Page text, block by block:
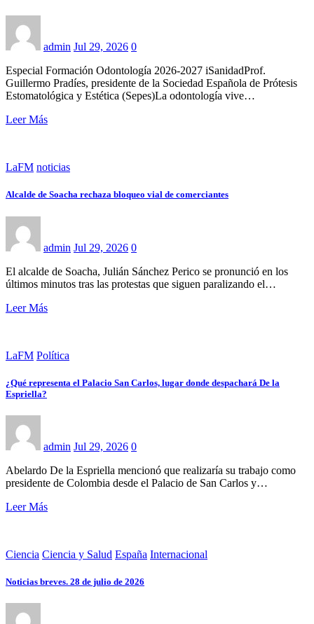
admin Jul 29, 2026 0
Especial Formación Odontología 2026-2027 iSanidadProf.
Guillermo Pradíes, presidente de la Sociedad Española de Prótesis
Estomatológica y Estética (Sepes)La odontología vive…
Leer Más
LaFM noticias
Alcalde de Soacha rechaza bloqueo vial de comerciantes
admin Jul 29, 2026 0
El alcalde de Soacha, Julián Sánchez Perico se pronunció en los
últimos minutos tras las protestas que siguen paralizando el…
Leer Más
LaFM Política
¿Qué representa el Palacio San Carlos, lugar donde despachará De la
Espriella?
admin Jul 29, 2026 0
Abelardo De la Espriella mencionó que realizaría su trabajo como
presidente de Colombia desde el Palacio de San Carlos y…
Leer Más
Ciencia Ciencia y Salud España Internacional
Noticias breves. 28 de julio de 2026